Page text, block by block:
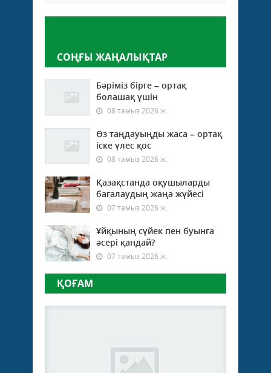
СОҢҒЫ ЖАҢАЛЫҚТАР
Бәріміз бірге – ортақ
болашақ үшін
08 тамыз 2026 ж.
Өз таңдауыңды жаса – ортақ
іске үлес қос
08 тамыз 2026 ж.
Қазақстанда оқушыларды
бағалаудың жаңа жүйесі
07 тамыз 2026 ж.
Ұйқының сүйек пен буынға
әсері қандай?
07 тамыз 2026 ж.
ҚОҒАМ